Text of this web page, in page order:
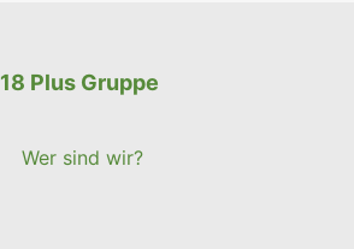
18 Plus Gruppe
Wer sind wir?